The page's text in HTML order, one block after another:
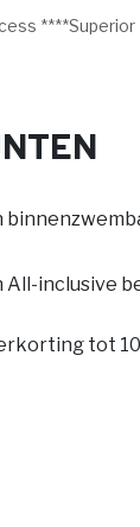
****Superior
All-inclusive
tot